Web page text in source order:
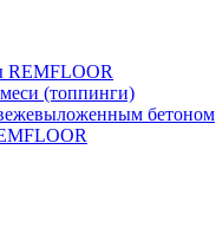
REMFLOOR
(топпинги)
бетоном